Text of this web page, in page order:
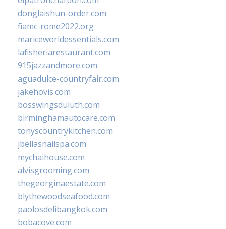
donglaishun-order.com
fiamc-rome2022.org
mariceworldessentials.com
lafisheriarestaurant.com
915jazzandmore.com
aguadulce-countryfair.com
jakehovis.com
bosswingsduluth.com
birminghamautocare.com
tonyscountrykitchen.com
jbellasnailspa.com
mychaihouse.com
alvisgrooming.com
thegeorginaestate.com
blythewoodseafood.com
paolosdelibangkok.com
bobacove.com